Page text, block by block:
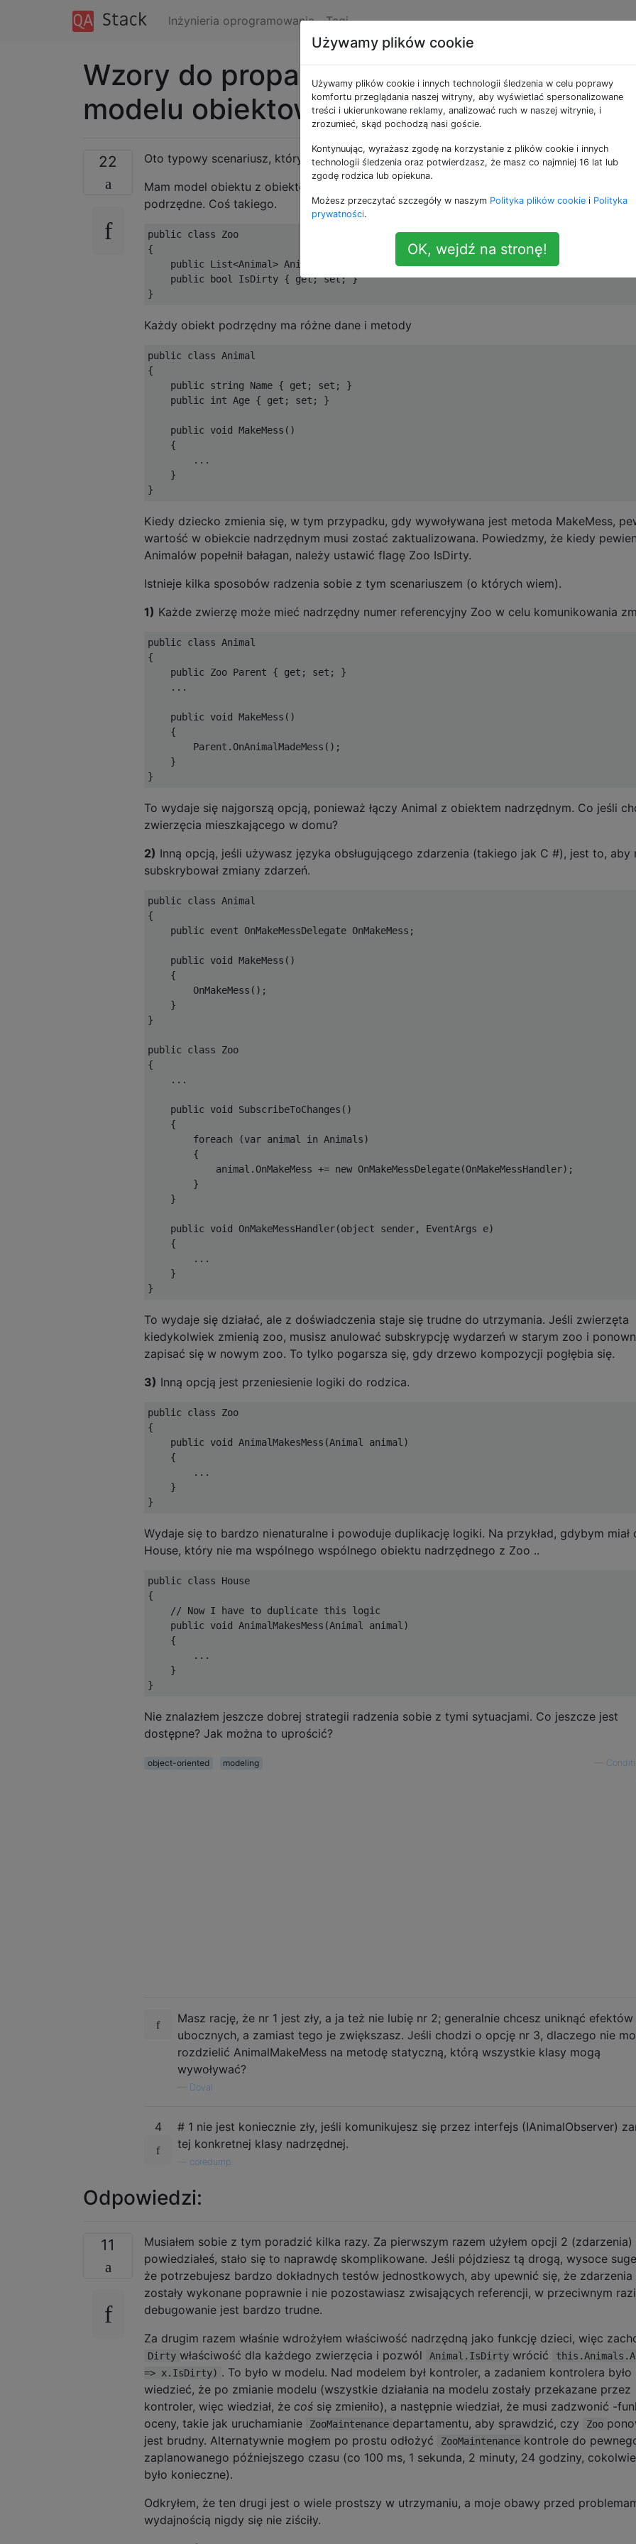
Inżynieria oprogramowania Tagi
Wzory do propagowania zmian w górę
modelu obiektowego ..?
22
Oto typowy scenariusz, który zawsze frustruje mnie.
Mam model obiektu z obiektem nadrzędnym. Element nadrzędny zawiera niektóre obiekty
podrzędne. Coś takiego.
public class Zoo
{
    public List<Animal> Animals { get; set; }
    public bool IsDirty { get; set; }
Każdy obiekt podrzędny ma różne dane i metody
public class Animal
{
    public string Name { get; set; }
    public int Age { get; set; }
    public void MakeMess()
    {
        ...
    }
Kiedy dziecko zmienia się, w tym przypadku, gdy wywoływana jest metoda MakeMess,
wartość w obiekcie nadrzędnym musi zostać zaktualizowana. Powiedzmy, że kiedy
Animalów popełnił bałagan, należy ustawić flagę Zoo IsDirty.
Istnieje kilka sposobów radzenia sobie z tym scenariuszem (o których wiem).
1) Każde zwierzę może mieć nadrzędny numer referencyjny Zoo w celu komunikowania
public class Animal
{
    public Zoo Parent { get; set; }
    ...
    public void MakeMess()
    {
        Parent.OnAnimalMadeMess();
    }
To wydaje się najgorszą opcją, ponieważ łączy Animal z obiektem nadrzędnym. Co jeśli
zwierzęcia mieszkającego w domu?
2) Inną opcją, jeśli używasz języka obsługującego zdarzenia (takiego jak C #), jest to, aby
subskrybował zmiany zdarzeń.
public class Animal
{
    public event OnMakeMessDelegate OnMakeMess;
    public void MakeMess()
    {
        OnMakeMess();
    }
}
public class Zoo
{
    ...
    public void SubscribeToChanges()
    {
        foreach (var animal in Animals)
        {
            animal.OnMakeMess += new OnMakeMessDelegate(OnMakeMessHandler);
        }
    }
    public void OnMakeMessHandler(object sender, EventArgs e)
    {
        ...
    }
To wydaje się działać, ale z doświadczenia staje się trudne do utrzymania. Jeśli zwierzęta
kiedykolwiek zmienią zoo, musisz anulować subskrypcję wydarzeń w starym zoo i
zapisać się w nowym zoo. To tylko pogarsza się, gdy drzewo kompozycji pogłębia się.
3) Inną opcją jest przeniesienie logiki do rodzica.
public class Zoo
{
    public void AnimalMakesMess(Animal animal)
    {
        ...
    }
Wydaje się to bardzo nienaturalne i powoduje duplikację logiki. Na przykład, gdybym miał
House, który nie ma wspólnego wspólnego obiektu nadrzędnego z Zoo ..
public class House
{
    // Now I have to duplicate this logic
    public void AnimalMakesMess(Animal animal)
    {
        ...
    }
Nie znalazłem jeszcze dobrej strategii radzenia sobie z tymi sytuacjami. Co jeszcze jest
dostępne? Jak można to uprościć?
object-oriented modeling
Masz rację, że nr 1 jest zły, a ja też nie lubię nr 2; generalnie chcesz uniknąć efektów
ubocznych, a zamiast tego je zwiększasz. Jeśli chodzi o opcję nr 3, dlaczego nie
rozdzielić AnimalMakeMess na metodę statyczną, którą wszystkie klasy mogą
wywoływać?
Doval
4
# 1 nie jest koniecznie zły, jeśli komunikujesz się przez interfejs (IAnimalObserver)
tej konkretnej klasy nadrzędnej.
coredump
Odpowiedzi:
11
Musiałem sobie z tym poradzić kilka razy. Za pierwszym razem użyłem opcji 2 (zdarzenia)
powiedziałeś, stało się to naprawdę skomplikowane. Jeśli pójdziesz tą drogą, wysoce
że potrzebujesz bardzo dokładnych testów jednostkowych, aby upewnić się, że zdarzenia
zostały wykonane poprawnie i nie pozostawiasz zwisających referencji, w przeciwnym
debugowanie jest bardzo trudne.
Za drugim razem właśnie wdrożyłem właściwość nadrzędną jako funkcję dzieci, więc
Dirty właściwość dla każdego zwierzęcia i pozwól Animal.IsDirty wrócić
=> x.IsDirty) . To było w modelu. Nad modelem był kontroler, a zadaniem kontrolera było
wiedzieć, że po zmianie modelu (wszystkie działania na modelu zostały przekazane przez
kontroler, więc wiedział, że coś się zmieniło), a następnie wiedział, że musi zadzwonić -
oceny, takie jak uruchamianie
ZooMaintenance departamentu, aby sprawdzić, czy Zoo
jest brudny. Alternatywnie mogłem po prostu odłożyć
ZooMaintenance kontrole do
zaplanowanego późniejszego czasu (co 100 ms, 1 sekunda, 2 minuty, 24 godziny,
było konieczne).
Odkryłem, że ten drugi jest o wiele prostszy w utrzymaniu, a moje obawy przed
wydajnością nigdy się nie ziściły.
Używamy plików cookie
Używamy plików cookie i innych technologii śledzenia w celu poprawy
komfortu przeglądania naszej witryny, aby wyświetlać spersonalizowane
treści i ukierunkowane reklamy, analizować ruch w naszej witrynie, i
zrozumieć, skąd pochodzą nasi goście.
Kontynuując, wyrażasz zgodę na korzystanie z plików cookie i innych
technologii śledzenia oraz potwierdzasz, że masz co najmniej 16 lat lub
zgodę rodzica lub opiekuna.
Możesz przeczytać szczegóły w naszym Polityka plików cookie i Polityka
prywatności.
OK, wejdź na stronę!